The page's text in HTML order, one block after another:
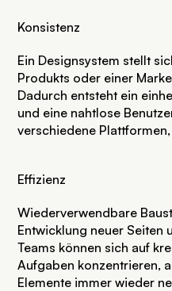
Konsistenz
Ein Designsystem stellt
Produkts oder einer
Dadurch entsteht ein
und eine nahtlose
verschiedene
Effizienz
Wiederverwendbare
Entwicklung neuer Seiten
Teams können sich auf
Aufgaben konzentrieren,
Elemente immer wieder